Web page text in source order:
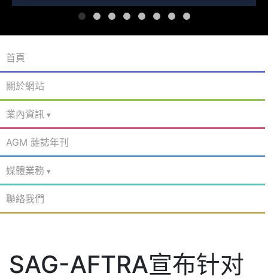
首頁
關於網站
業內資訊
AGM 雜誌年刊
媒體業務
聯絡我們
SAG-AFTRA宣布针对